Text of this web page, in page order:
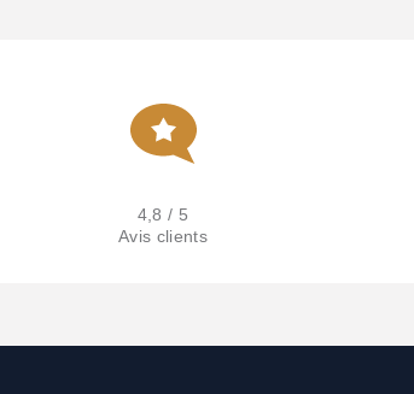
4,8 / 5
Avis clients